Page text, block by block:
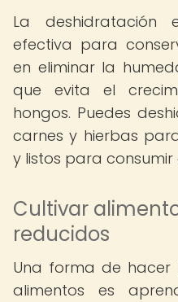
La
efectiva para
en eliminar la
que evita el
hongos. Puedes
carnes y hierbas
y listos para
Cultivar
reducidos
Una forma de
alimentos es